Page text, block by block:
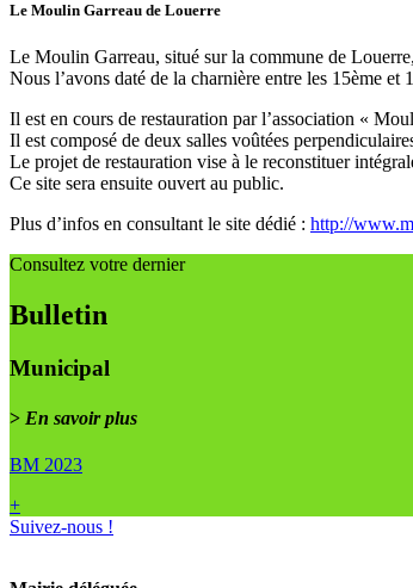
Le Moulin Garreau de Louerre
Le Moulin Garreau, situé sur la commune de
Nous l’avons daté de la charnière entre les 15ème et
Il est en cours de restauration par l’association «
Il est composé de deux salles voûtées
Le projet de restauration vise à le reconstituer
Ce site sera ensuite ouvert au public.
Plus d’infos en consultant le site dédié : http://
Consultez votre dernier
Bulletin
Municipal
> En savoir plus
BM 2023
+
Suivez-nous !